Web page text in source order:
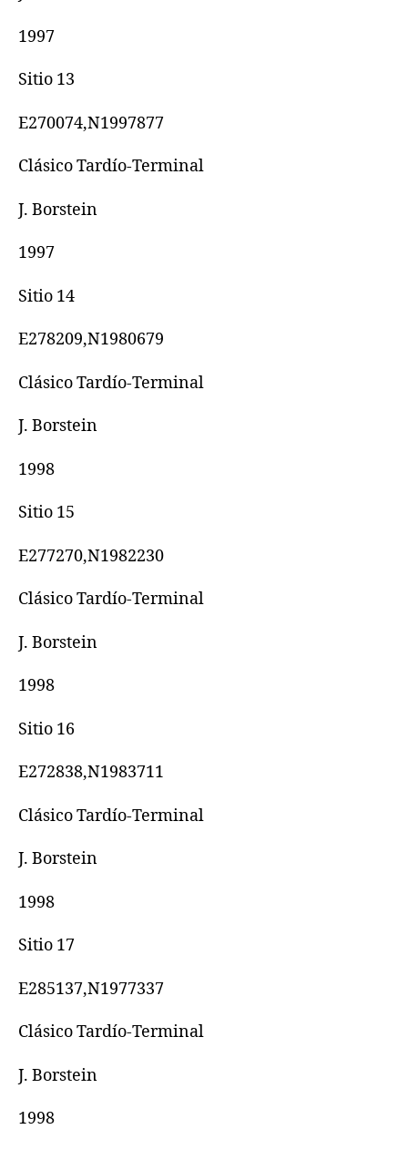
1997
Sitio 13
E270074,N1997877
Clásico Tardío-Terminal
J. Borstein
1997
Sitio 14
E278209,N1980679
Clásico Tardío-Terminal
J. Borstein
1998
Sitio 15
E277270,N1982230
Clásico Tardío-Terminal
J. Borstein
1998
Sitio 16
E272838,N1983711
Clásico Tardío-Terminal
J. Borstein
1998
Sitio 17
E285137,N1977337
Clásico Tardío-Terminal
J. Borstein
1998